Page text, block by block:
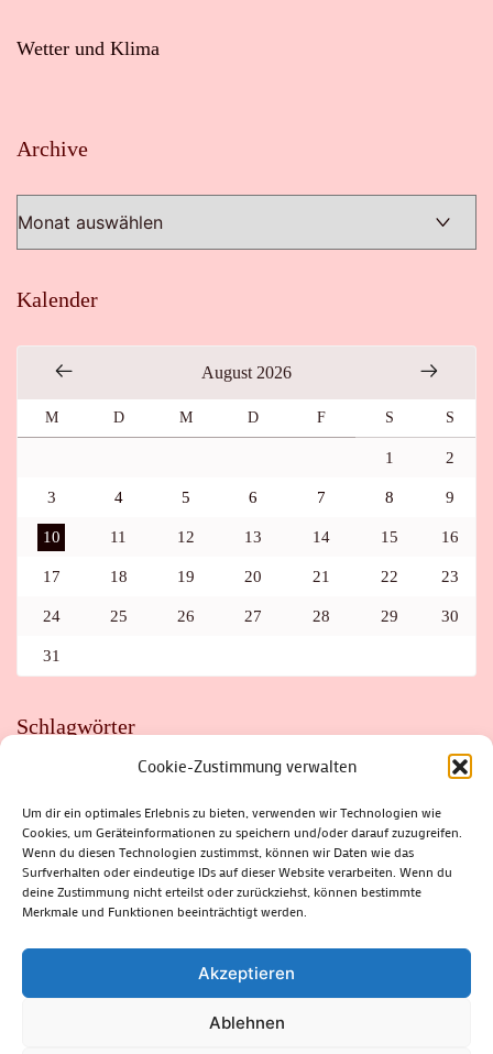
Cookie-Zustimmung verwalten
Um dir ein optimales Erlebnis zu bieten, verwenden wir Technologien wie
Cookies, um Geräteinformationen zu speichern und/oder darauf zuzugreifen.
Wenn du diesen Technologien zustimmst, können wir Daten wie das
Surfverhalten oder eindeutige IDs auf dieser Website verarbeiten. Wenn du
deine Zustimmung nicht erteilst oder zurückziehst, können bestimmte
Merkmale und Funktionen beeinträchtigt werden.
Akzeptieren
Ablehnen
Wetter und Klima
Archive
Kalender
August 2026
M D M D F S S
1 2
3 4 5 6 7 8 9
10 11 12 13 14 15 16
17 18 19 20 21 22 23
24 25 26 27 28 29 30
31
Schlagwörter
FAHRRAD
FLOHMARKT FOLK GEWINNSPIEL
HITZE
HITZEFALLE AUTO
IRISH DANCE JAZZ
KABARETT
KINDER
KIRMES KLASSIK
KLEINE SUHLER REIHE
KRIMI
KULTUR LESUNG LOTTO
MEININGEN
PARASITEN
PILZE SCHLEUSINGEN
SCHULWEG
SOMMERFERIEN
SPORT SRH
STADTFEST
STADTMARKETING
STRASSENSPERRUNG
SUHL
SUHLER FRÜHLING
SUHLER STADTMARKETING
THÜRINGER WALD
ZELLA-MEHLIS